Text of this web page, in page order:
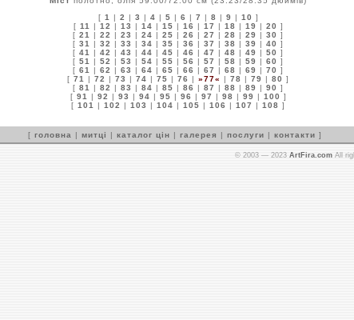
[ 1 | 2 | 3 | 4 | 5 | 6 | 7 | 8 | 9 | 10 ]
[ 11 | 12 | 13 | 14 | 15 | 16 | 17 | 18 | 19 | 20 ]
[ 21 | 22 | 23 | 24 | 25 | 26 | 27 | 28 | 29 | 30 ]
[ 31 | 32 | 33 | 34 | 35 | 36 | 37 | 38 | 39 | 40 ]
[ 41 | 42 | 43 | 44 | 45 | 46 | 47 | 48 | 49 | 50 ]
[ 51 | 52 | 53 | 54 | 55 | 56 | 57 | 58 | 59 | 60 ]
[ 61 | 62 | 63 | 64 | 65 | 66 | 67 | 68 | 69 | 70 ]
[ 71 | 72 | 73 | 74 | 75 | 76 | »77« | 78 | 79 | 80 ]
[ 81 | 82 | 83 | 84 | 85 | 86 | 87 | 88 | 89 | 90 ]
[ 91 | 92 | 93 | 94 | 95 | 96 | 97 | 98 | 99 | 100 ]
[ 101 | 102 | 103 | 104 | 105 | 106 | 107 | 108 ]
[ головна | митці | каталог цін | галерея | послуги | контакти ]
© 2003 — 2023 ArtFira.com All